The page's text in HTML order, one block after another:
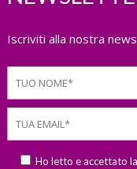
Iscriviti alla nostra
Ho letto e accettato la